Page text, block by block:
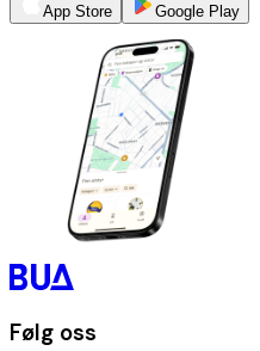
App Store Google Play
Følg oss